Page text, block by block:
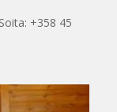
+358 45